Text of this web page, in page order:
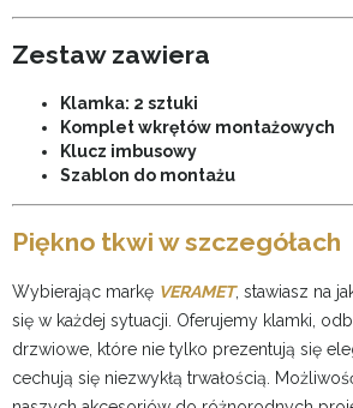
Zestaw zawiera
Klamka: 2 sztuki
Komplet wkrętów montażowych
Klucz imbusowy
Szablon do montażu
Piękno tkwi w szczegółach
Wybierając markę VERAMET, stawiasz na
się w każdej sytuacji. Oferujemy klamki,
drzwiowe, które nie tylko prezentują się
cechują się niezwykłą trwałością.